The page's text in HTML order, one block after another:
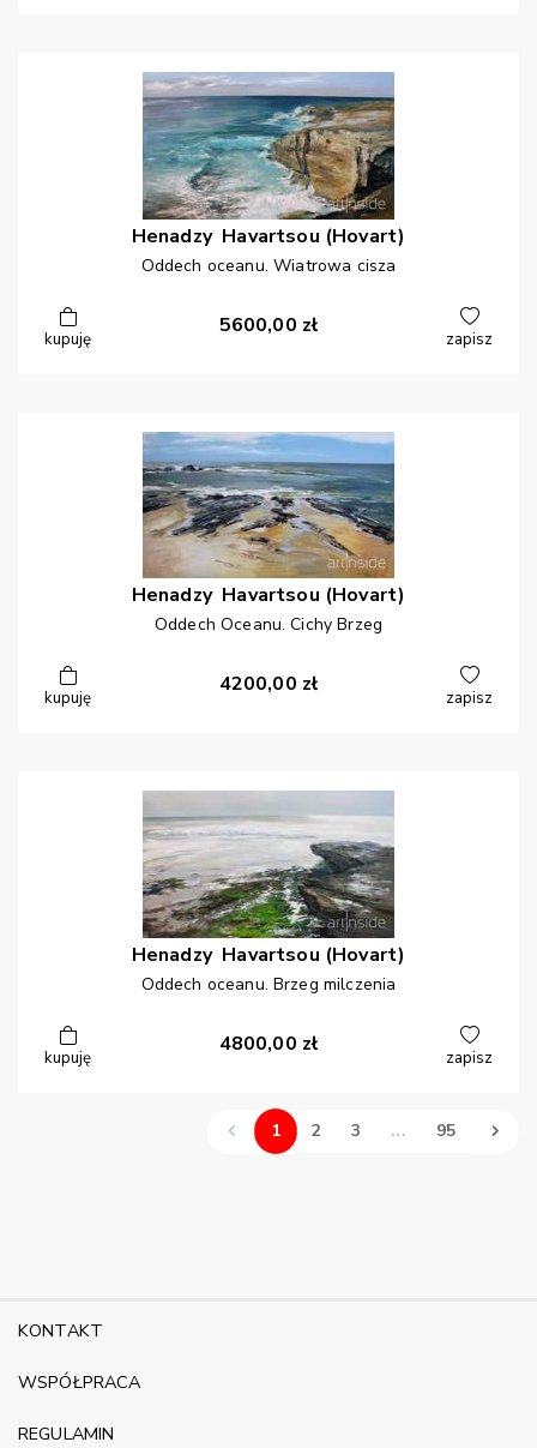
Henadzy Havartsou (Hovart)
Oddech oceanu. Wiatrowa cisza
kupuję
5600,00 zł
zapisz
Henadzy Havartsou (Hovart)
Oddech Oceanu. Cichy Brzeg
kupuję
4200,00 zł
zapisz
Henadzy Havartsou (Hovart)
Oddech oceanu. Brzeg milczenia
kupuję
4800,00 zł
zapisz
1 2 3 ... 95
KONTAKT
WSPÓŁPRACA
REGULAMIN